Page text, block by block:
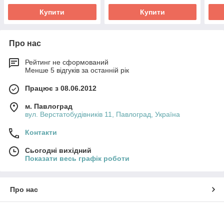
Купити Купити
Про нас
Рейтинг не сформований
Менше 5 відгуків за останній рік
Працює з 08.06.2012
м. Павлоград
вул. Верстатобудівників 11, Павлоград, Україна
Контакти
Сьогодні вихідний
Показати весь графік роботи
Про нас